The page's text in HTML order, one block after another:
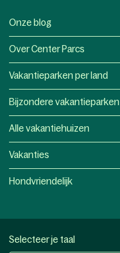
Onze blog
Over Center Parcs
Vakantieparken per land
Bijzondere vakantieparken
Alle vakantiehuizen
Vakanties
Hondvriendelijk
Selecteer je taal